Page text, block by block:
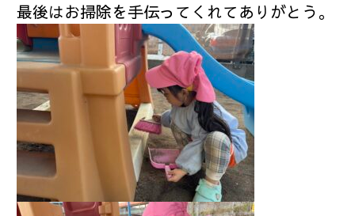
最後はお掃除を手伝ってくれてありがとう。